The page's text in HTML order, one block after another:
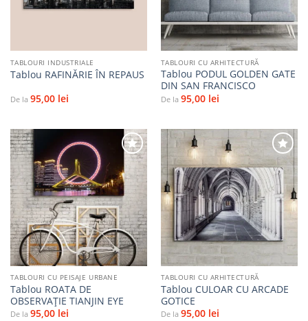
TABLOURI INDUSTRIALE
Tablou RAFINĂRIE ÎN REPAUS
De la 95,00 lei
TABLOURI CU ARHITECTURĂ
Tablou PODUL GOLDEN GATE
DIN SAN FRANCISCO
De la 95,00 lei
Adaugă
la
favorite
TABLOURI CU PEISAJE URBANE
Tablou ROATA DE
OBSERVAȚIE TIANJIN EYE
De la 95,00 lei
Adaugă
la
favorite
TABLOURI CU ARHITECTURĂ
Tablou CULOAR CU ARCADE
GOTICE
De la 95,00 lei